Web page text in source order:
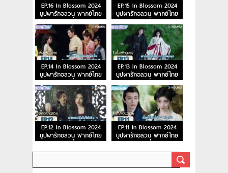
EP.16 In Blossom 2024
บุปผารักอลวน พากย์ไทย
ตอนที่ 16
EP.15 In Blossom 2024
บุปผารักอลวน พากย์ไทย
ตอนที่ 15
EP.14 In Blossom 2024
บุปผารักอลวน พากย์ไทย
ตอนที่ 14
EP.13 In Blossom 2024
บุปผารักอลวน พากย์ไทย
ตอนที่ 13
EP.12 In Blossom 2024
บุปผารักอลวน พากย์ไทย
ตอนที่ 12
EP.11 In Blossom 2024
บุปผารักอลวน พากย์ไทย
ตอนที่ 11